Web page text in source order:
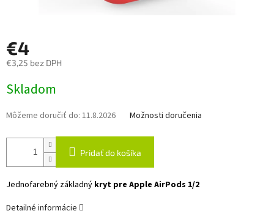
€4
€3,25 bez DPH
cena:
Skladom
Môžeme doručiť do: 11.8.2026 Možnosti doručenia
Pridať do košíka
Jednofarebný základný kryt pre Apple AirPods 1/2
Detailné informácie